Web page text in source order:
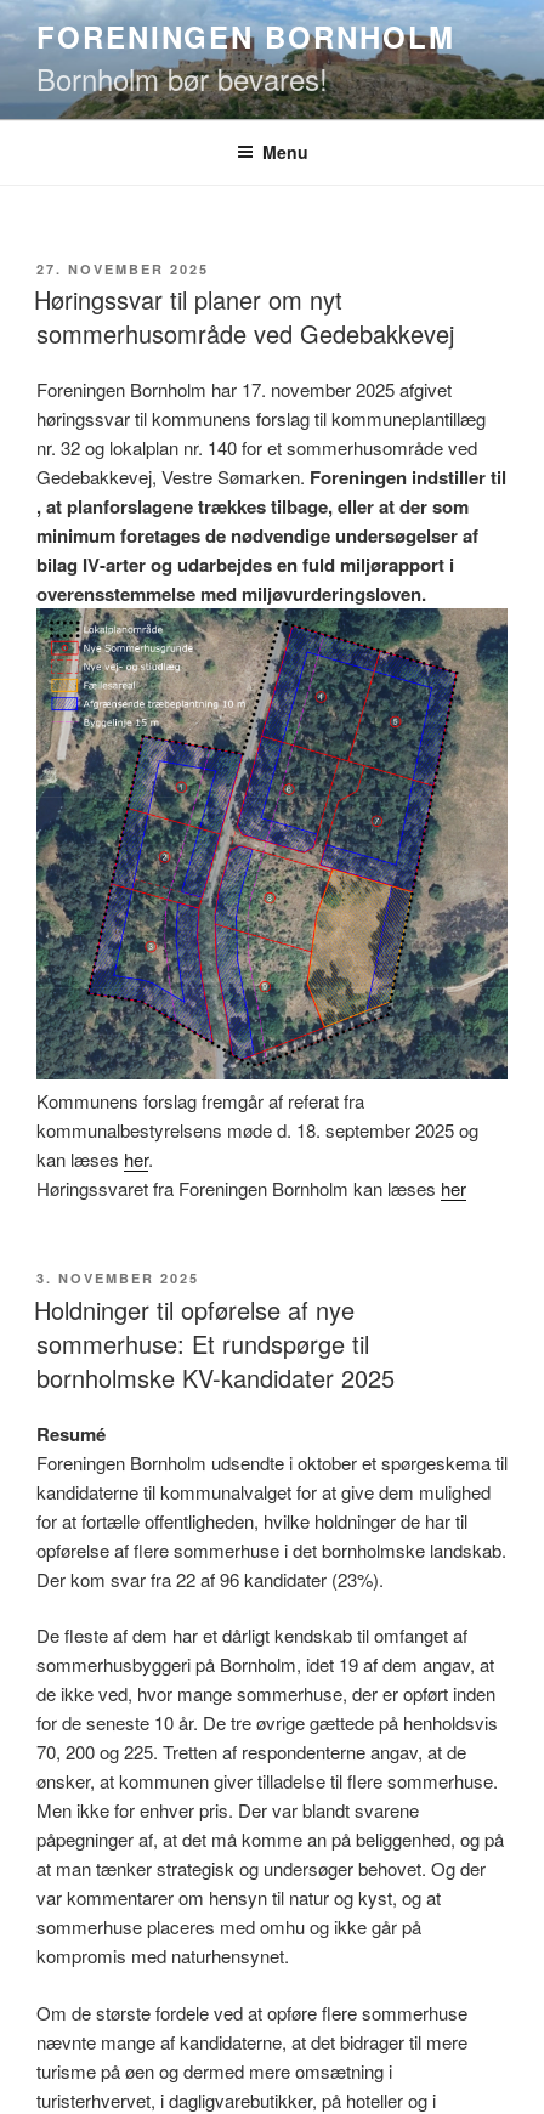
Videre
til
indhold
FORENINGEN BORNHOLM
Bornholm bør bevares!
Menu
UDGIVET
DEN
27. NOVEMBER 2025
Høringssvar til planer om nyt
sommerhusområde ved Gedebakkevej
Foreningen Bornholm har 17. november 2025 afgivet
høringssvar til kommunens forslag til kommuneplantillæg
nr. 32 og lokalplan nr. 140 for et sommerhusområde ved
Gedebakkevej, Vestre Sømarken. Foreningen indstiller til
, at planforslagene trækkes tilbage, eller at der som
minimum foretages de nødvendige undersøgelser af
bilag IV-arter og udarbejdes en fuld miljørapport i
overensstemmelse med miljøvurderingsloven.
Kommunens forslag fremgår af referat fra
kommunalbestyrelsens møde d. 18. september 2025 og
kan læses her.
Høringssvaret fra Foreningen Bornholm kan læses her
UDGIVET
DEN
3. NOVEMBER 2025
Holdninger til opførelse af nye
sommerhuse: Et rundspørge til
bornholmske KV-kandidater 2025
Resumé
Foreningen Bornholm udsendte i oktober et spørgeskema til
kandidaterne til kommunalvalget for at give dem mulighed
for at fortælle offentligheden, hvilke holdninger de har til
opførelse af flere sommerhuse i det bornholmske landskab.
Der kom svar fra 22 af 96 kandidater (23%).
De fleste af dem har et dårligt kendskab til omfanget af
sommerhusbyggeri på Bornholm, idet 19 af dem angav, at
de ikke ved, hvor mange sommerhuse, der er opført inden
for de seneste 10 år. De tre øvrige gættede på henholdsvis
70, 200 og 225. Tretten af respondenterne angav, at de
ønsker, at kommunen giver tilladelse til flere sommerhuse.
Men ikke for enhver pris. Der var blandt svarene
påpegninger af, at det må komme an på beliggenhed, og på
at man tænker strategisk og undersøger behovet. Og der
var kommentarer om hensyn til natur og kyst, og at
sommerhuse placeres med omhu og ikke går på
kompromis med naturhensynet.
Om de største fordele ved at opføre flere sommerhuse
nævnte mange af kandidaterne, at det bidrager til mere
turisme på øen og dermed mere omsætning i
turisterhvervet, i dagligvarebutikker, på hoteller og i